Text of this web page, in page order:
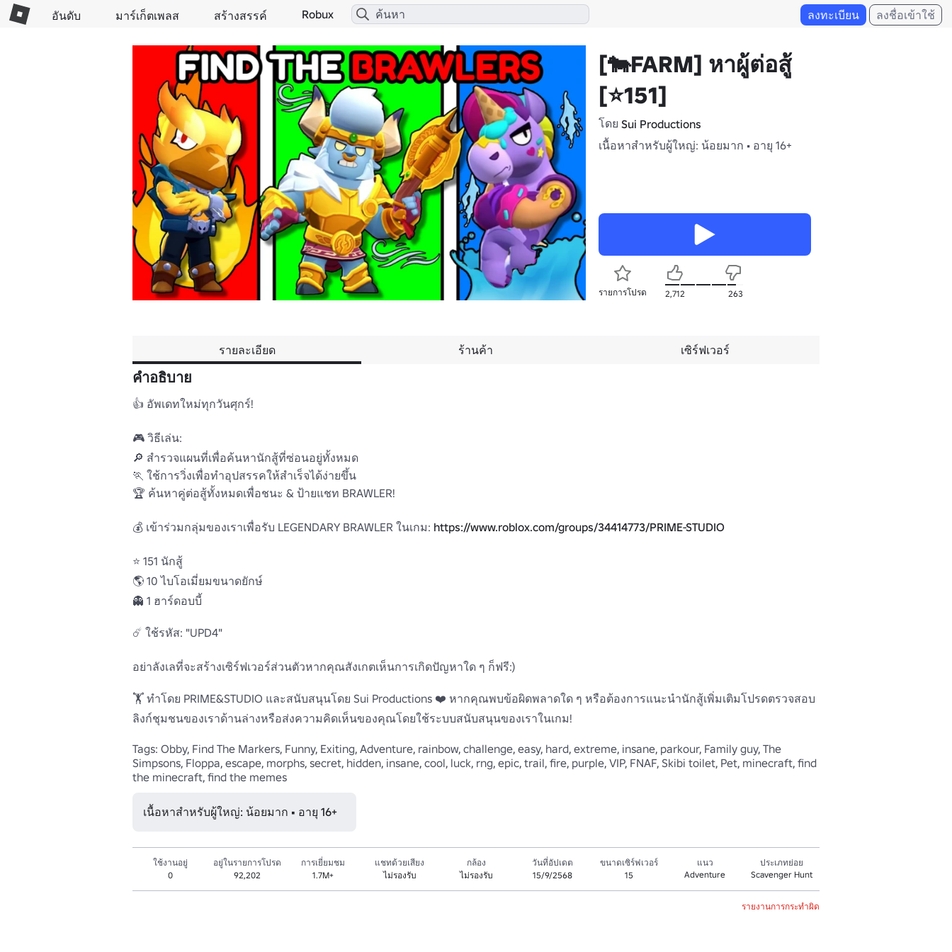
อันดับ มาร์เก็ตเพลส สร้างสรรค์ Robux ลงทะเบียน ลงชื่อเข้าใช้
[🐄FARM] หาผู้ต่อสู้
[⭐151]
โดย Sui Productions
เนื้อหาสำหรับผู้ใหญ่: น้อยมาก • อายุ 16+
รายการโปรด 2,712 263
รายละเอียด ร้านค้า เซิร์ฟเวอร์
คำอธิบาย
👍 อัพเดทใหม่ทุกวันศุกร์!
🎮 วิธีเล่น:
🔎 สํารวจแผนที่เพื่อค้นหานักสู้ที่ซ่อนอยู่ทั้งหมด
🏃 ใช้การวิ่งเพื่อทําอุปสรรคให้สําเร็จได้ง่ายขึ้น
🏆 ค้นหาคู่ต่อสู้ทั้งหมดเพื่อชนะ & ป้ายแชท BRAWLER!
💰 เข้าร่วมกลุ่มของเราเพื่อรับ LEGENDARY BRAWLER ในเกม: https://www.roblox.com/groups/34414773/PRIME-STUDIO
⭐ 151 นักสู้
🌎 10 ไบโอเมี่ยมขนาดยักษ์
👻 1 ฮาร์ดอบบี้
☄️ ใช้รหัส: "UPD4"
อย่าลังเลที่จะสร้างเซิร์ฟเวอร์ส่วนตัวหากคุณสังเกตเห็นการเกิดปัญหาใด ๆ ก็ฟรี:)
🏋 ทําโดย PRIME&STUDIO และสนับสนุนโดย Sui Productions ❤️ หากคุณพบข้อผิดพลาดใด ๆ หรือต้องการแนะนํานักสู้เพิ่มเติมโปรดตรวจสอบ
ลิงก์ชุมชนของเราด้านล่างหรือส่งความคิดเห็นของคุณโดยใช้ระบบสนับสนุนของเราในเกม!
Tags: Obby, Find The Markers, Funny, Exiting, Adventure, rainbow, challenge, easy, hard, extreme, insane, parkour, Family guy, The
Simpsons, Floppa, escape, morphs, secret, hidden, insane, cool, luck, rng, epic, trail, fire, purple, VIP, FNAF, Skibi toilet, Pet, minecraft, find
เนื้อหาสำหรับผู้ใหญ่: น้อยมาก • อายุ 16+
ใช้งานอยู่
0
อยู่ในรายการโปรด
92,202
การเยี่ยมชม
1.7M+
แชทด้วยเสียง
ไม่รองรับ
กล้อง
ไม่รองรับ
วันที่อัปเดต
15/9/2568
ขนาดเซิร์ฟเวอร์
15
แนว
Adventure
ประเภทย่อย
Scavenger Hunt
รายงานการกระทำผิด